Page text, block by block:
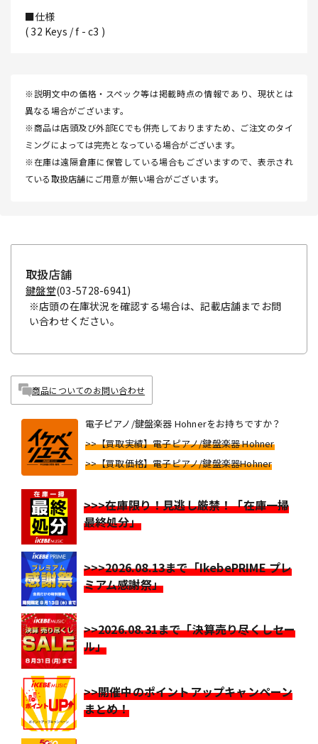
■仕様
( 32 Keys / f - c3 )
※説明文中の価格・スペック等は掲載時点の情報であり、現状とは
異なる場合がございます。
※商品は店頭及び外部ECでも併売しておりますため、ご注文のタイ
ミングによっては完売となっている場合がございます。
※在庫は遠隔倉庫に保管している場合もございますので、表示され
ている取扱店舗にご用意が無い場合がございます。
取扱店舗
鍵盤堂(03-5728-6941)
※店頭の在庫状況を確認する場合は、記載店舗までお問
い合わせください。
商品についてのお問い合わせ
電子ピアノ/鍵盤楽器 Hohnerをお持ちですか？
>>【買取実績】電子ピアノ/鍵盤楽器 Hohner
>>【買取価格】電子ピアノ/鍵盤楽器Hohner
>>>在庫限り！見逃し厳禁！「在庫一掃
最終処分」
>>>2026.08.13まで「IkebePRIME プレ
ミアム感謝祭」
>>2026.08.31まで「決算売り尽くしセー
ル」
>>開催中のポイントアップキャンペーン
まとめ！